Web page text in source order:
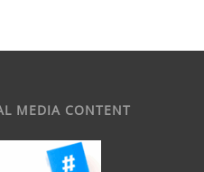
MEDIA CONTENT